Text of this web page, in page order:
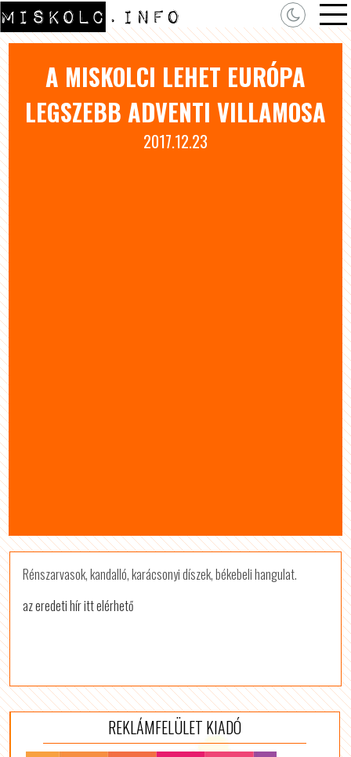
A MISKOLCI LEHET EURÓPA
LEGSZEBB ADVENTI VILLAMOSA
2017.12.23
Rénszarvasok, kandalló, karácsonyi díszek, békebeli hangulat.
az eredeti hír itt elérhető
REKLÁMFELÜLET KIADÓ